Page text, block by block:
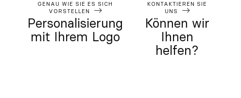
GENAU WIE SIE ES SICH
VORSTELLEN
Personalisierung
mit Ihrem Logo
KONTAKTIEREN SIE
UNS
Können wir
Ihnen
helfen?